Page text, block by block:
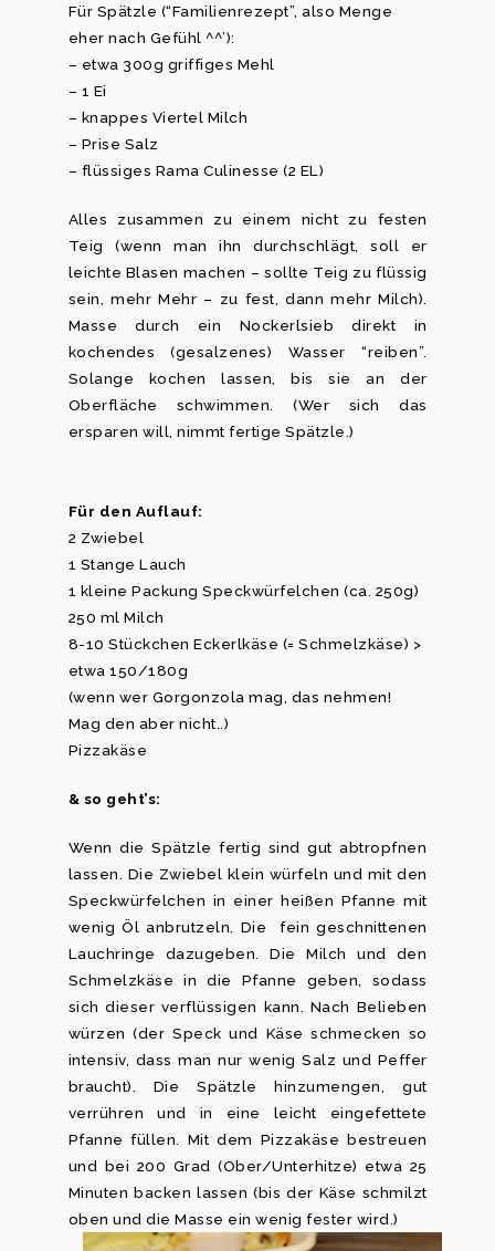
Für Spätzle (“Familienrezept”, also Menge
eher nach Gefühl ^^’):
– etwa 300g griffiges Mehl
– 1 Ei
– knappes Viertel Milch
– Prise Salz
– flüssiges Rama Culinesse (2 EL)
Alles zusammen zu einem nicht zu festen
Teig (wenn man ihn durchschlägt, soll er
leichte Blasen machen – sollte Teig zu flüssig
sein, mehr Mehr – zu fest, dann mehr Milch).
Masse durch ein Nockerlsieb direkt in
kochendes (gesalzenes) Wasser “reiben”.
Solange kochen lassen, bis sie an der
Oberfläche schwimmen. (Wer sich das
ersparen will, nimmt fertige Spätzle.)
Für den Auflauf:
2 Zwiebel
1 Stange Lauch
1 kleine Packung Speckwürfelchen (ca. 250g)
250 ml Milch
8-10 Stückchen Eckerlkäse (= Schmelzkäse) >
etwa 150/180g
(wenn wer Gorgonzola mag, das nehmen!
Mag den aber nicht..)
Pizzakäse
& so geht’s:
Wenn die Spätzle fertig sind gut abtropfnen
lassen. Die Zwiebel klein würfeln und mit den
Speckwürfelchen in einer heißen Pfanne mit
wenig Öl anbrutzeln. Die fein geschnittenen
Lauchringe dazugeben. Die Milch und den
Schmelzkäse in die Pfanne geben, sodass
sich dieser verflüssigen kann. Nach Belieben
würzen (der Speck und Käse schmecken so
intensiv, dass man nur wenig Salz und Peffer
braucht). Die Spätzle hinzumengen, gut
verrühren und in eine leicht eingefettete
Pfanne füllen. Mit dem Pizzakäse bestreuen
und bei 200 Grad (Ober/Unterhitze) etwa 25
Minuten backen lassen (bis der Käse schmilzt
oben und die Masse ein wenig fester wird.)